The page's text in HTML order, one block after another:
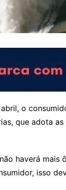
o
que adota
haverá mais
isso